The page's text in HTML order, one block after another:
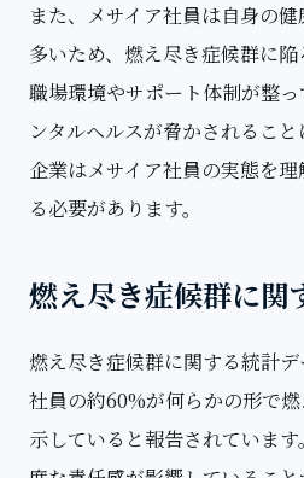
また、メサイア社員は自身の
多いため、燃え尽き症候群に陥
職場環境やサポート体制が整
ンタルヘルスが脅かされること
企業はメサイア社員の実態を
る必要があります。
燃え尽き症候群に関
燃え尽き症候群に関する統計
社員の約60%が何らかの形で
示していると報告されていま